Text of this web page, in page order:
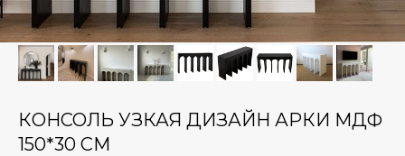
КОНСОЛЬ УЗКАЯ ДИЗАЙН АРКИ МДФ
150*30 СМ